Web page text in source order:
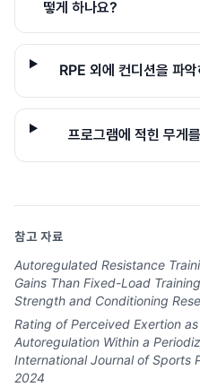
떻게 하나요?
RPE 외에 컨디션을 파
프로그램에 적힌 무게
참고 자료
Autoregulated Resistance
Gains Than Fixed-Load
Strength and Conditioning
Rating of Perceived Exertion
Autoregulation Within a
International Journal of Sports
2024